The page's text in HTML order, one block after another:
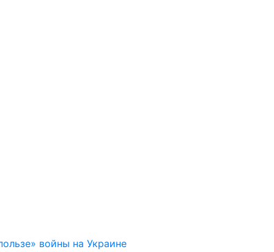
войны на Украине